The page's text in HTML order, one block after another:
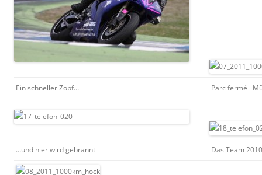
Ein schneller Zopf… Parc fermé
…und hier wird gebrannt Das Team 2010